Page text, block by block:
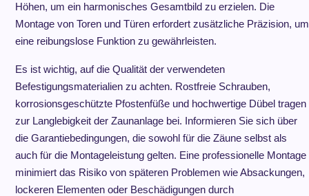
Höhen, um ein harmonisches Gesamtbild zu erzielen. Die
Montage von Toren und Türen erfordert zusätzliche Präzision, um
eine reibungslose Funktion zu gewährleisten.
Es ist wichtig, auf die Qualität der verwendeten
Befestigungsmaterialien zu achten. Rostfreie Schrauben,
korrosionsgeschützte Pfostenfüße und hochwertige Dübel tragen
zur Langlebigkeit der Zaunanlage bei. Informieren Sie sich über
die Garantiebedingungen, die sowohl für die Zäune selbst als
auch für die Montageleistung gelten. Eine professionelle Montage
minimiert das Risiko von späteren Problemen wie Absackungen,
lockeren Elementen oder Beschädigungen durch